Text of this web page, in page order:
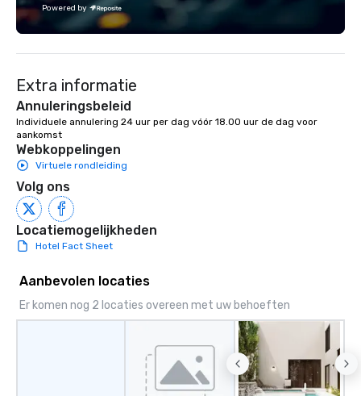
majestic exhibit is
exhibitors to entertain
creative edge of
Wolfgang Puck’s
inspire a unique
with restaurant
banquet setting. We ensure quality
and innovation in
Powered by
Extra informatie
Annuleringsbeleid
Individuele annulering 24 uur per dag vóór 18.00 uur de dag voor
aankomst
Webkoppelingen
Virtuele rondleiding
Volg ons
Locatiemogelijkheden
Hotel Fact Sheet
Aanbevolen locaties
Er komen nog 2 locaties overeen met uw behoeften